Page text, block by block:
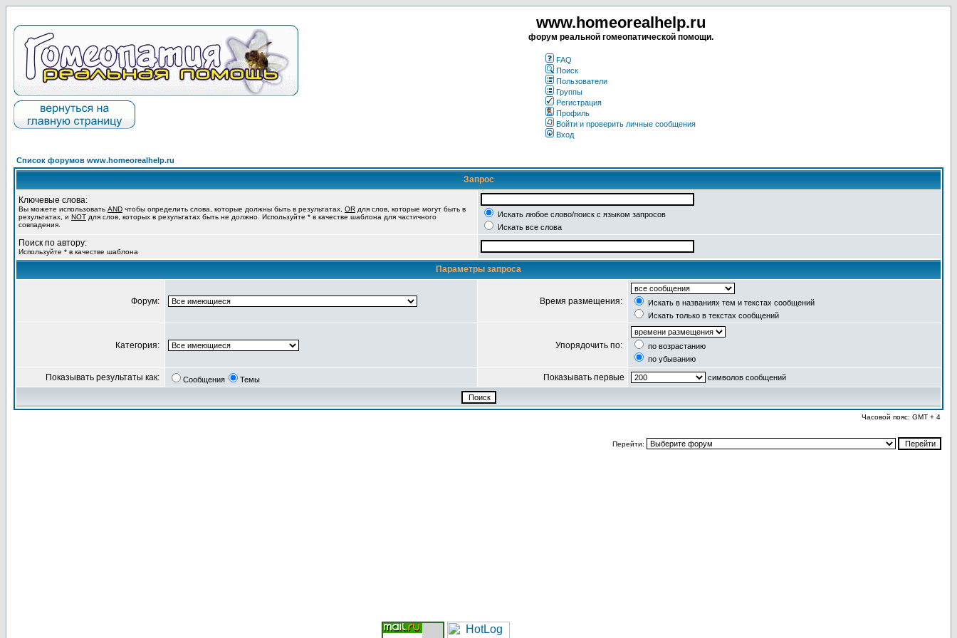
www.homeorealhelp.ru
форум реальной гомеопатической помощи.
FAQ
Поиск
Пользователи
Группы
Регистрация
Профиль
Войти и проверить личные сообщения
Вход
Список форумов www.homeorealhelp.ru
Запрос
Ключевые слова:
Вы можете использовать AND чтобы определить слова, которые должны быть в результатах, OR для слов, которые могут быть в
результатах, и NOT для слов, которых в результатах быть не должно. Используйте * в качестве шаблона для частичного
совпадения.
Искать любое слово/поиск с языком запросов
Искать все слова
Поиск по автору:
Используйте * в качестве шаблона
Параметры запроса
Форум: Время размещения:
Искать в названиях тем и текстах сообщений
Искать только в текстах сообщений
Категория: Упорядочить по:
по возрастанию
по убыванию
Показывать результаты как: Сообщения Темы Показывать первые символов сообщений
Часовой пояс: GMT + 4
Перейти: